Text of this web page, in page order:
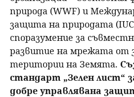
природа (WWF) и
защита на природата
споразумение за
развитие на мрежата от
територии на Земята.
стандарт „Зелен лист“
добре управлявана